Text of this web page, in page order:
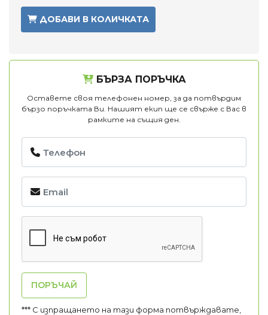
ДОБАВИ В КОЛИЧКАТА
БЪРЗА ПОРЪЧКА
Оставете своя телефонен номер, за да потвърдим
бързо поръчката Ви. Нашият екип ще се свърже с Вас в
рамките на същия ден.
ПОРЪЧАЙ
*** С изпращането на тази форма потвърждавате,